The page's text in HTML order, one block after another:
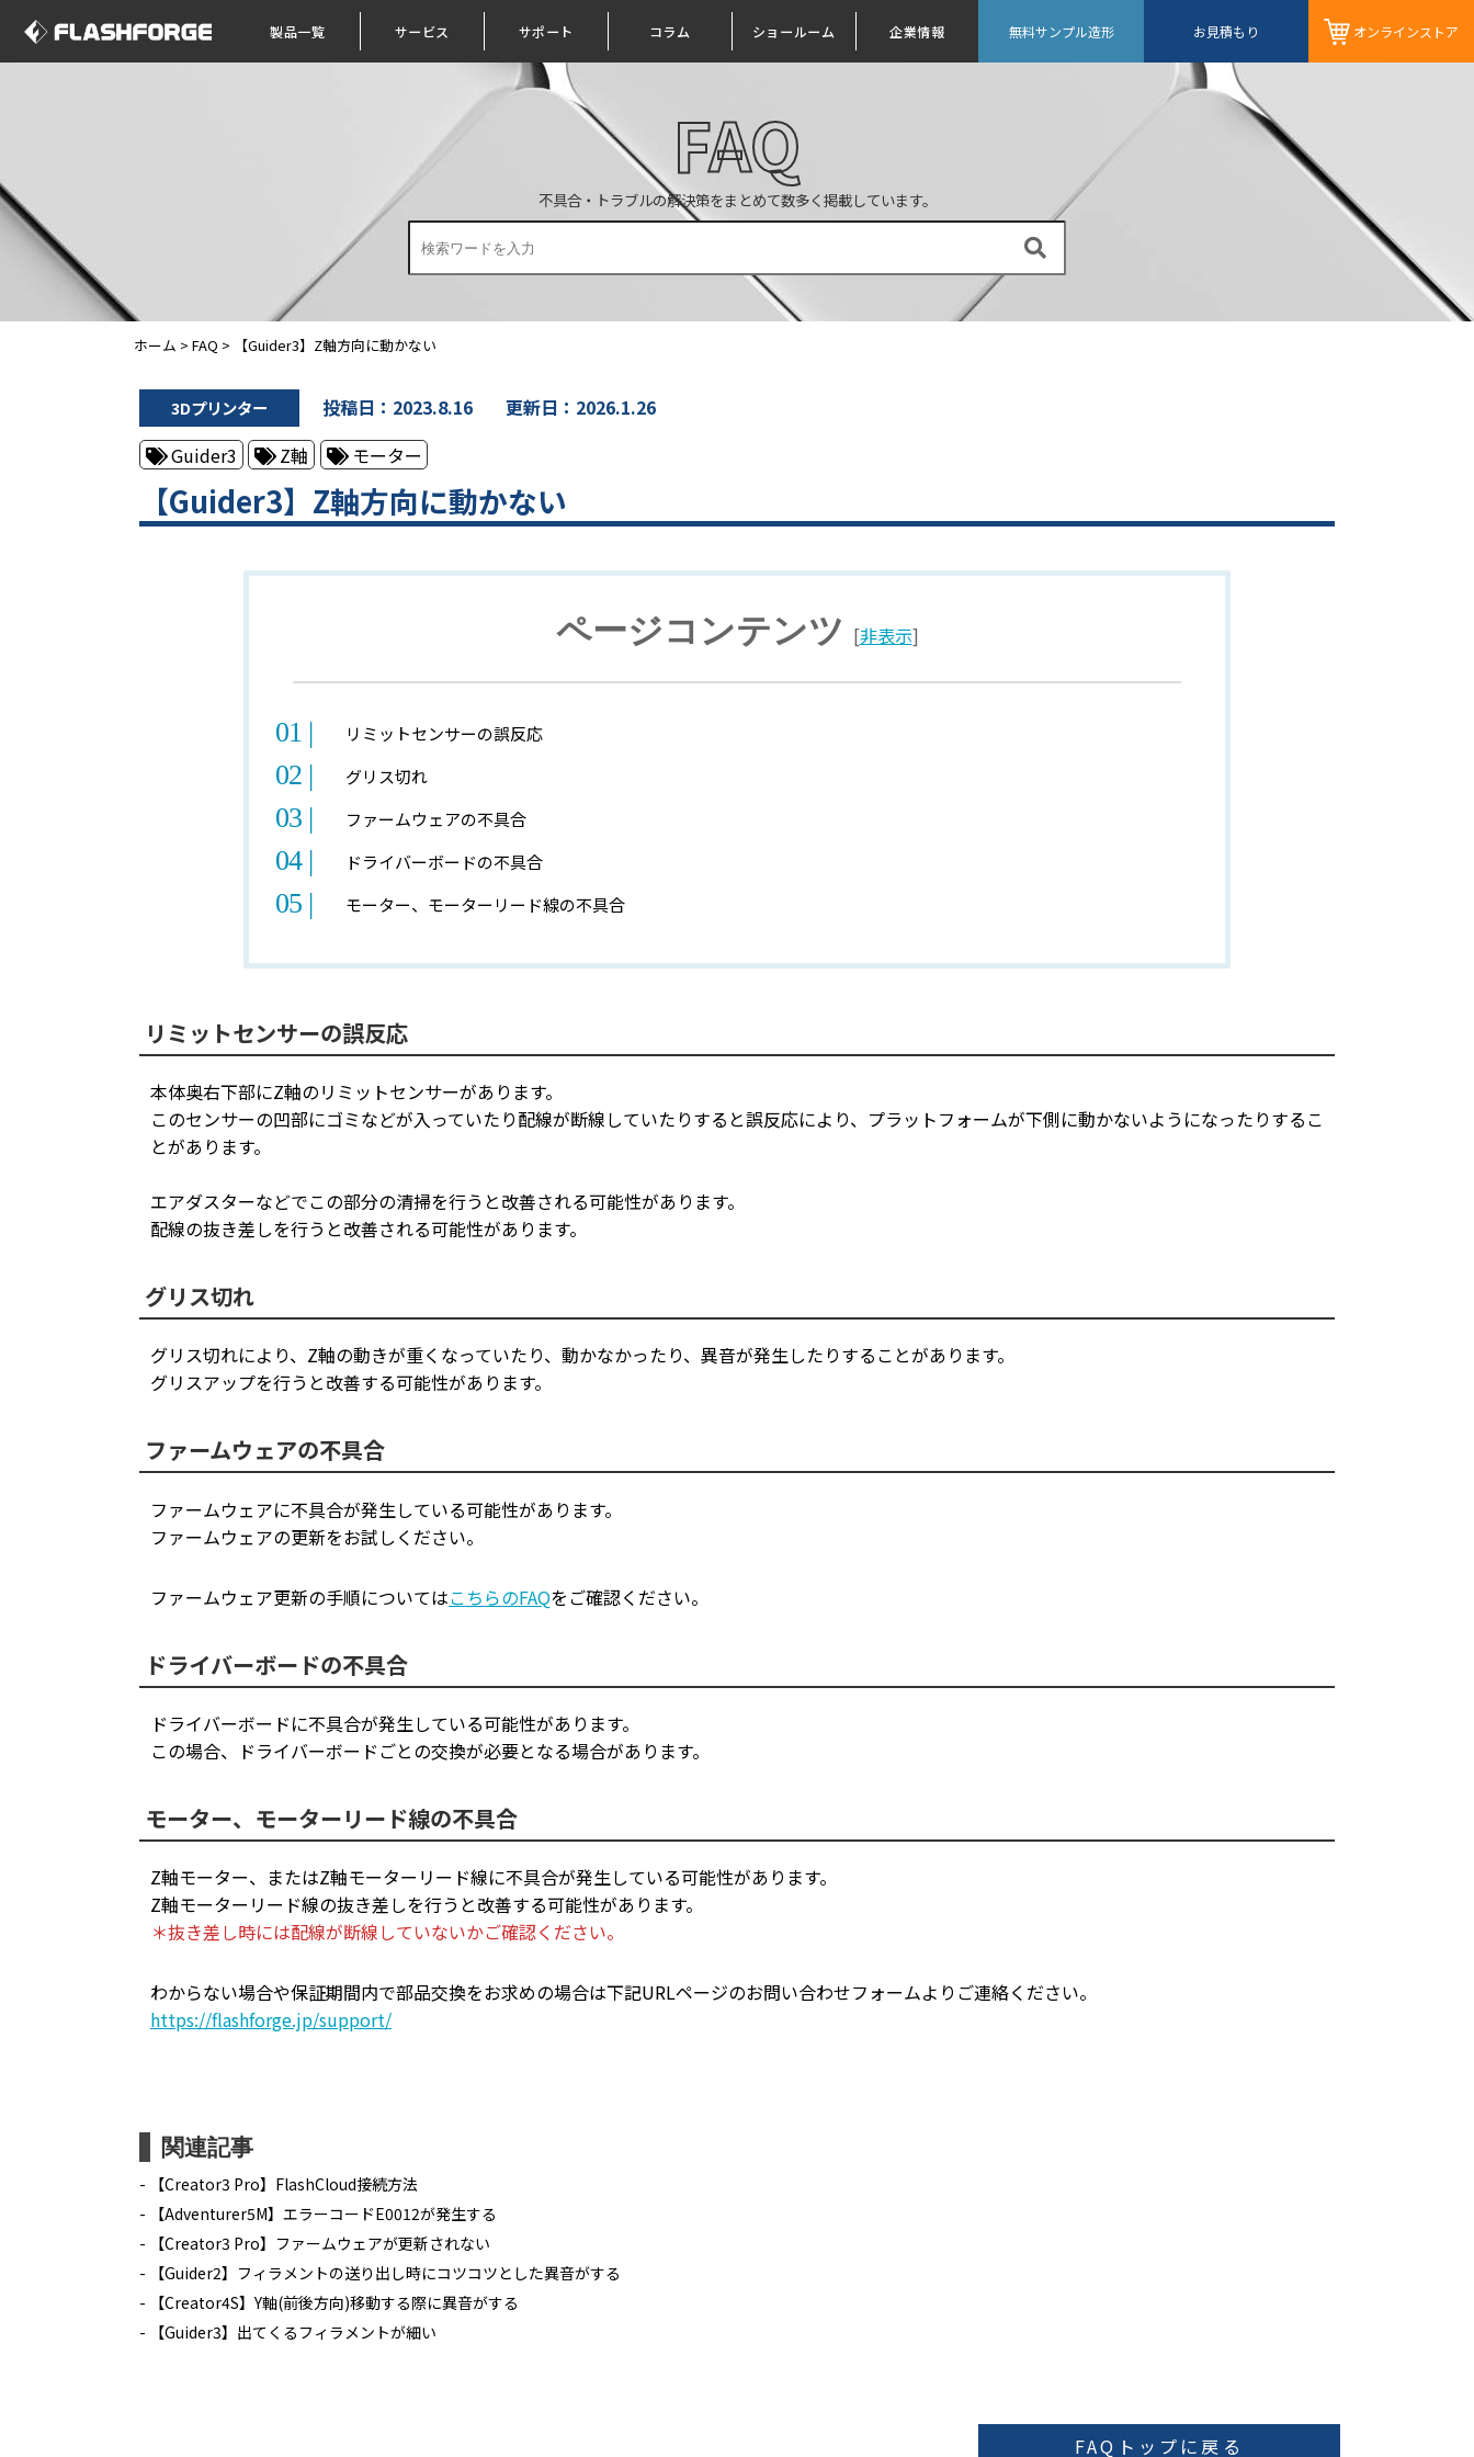
製品一覧 サービス サポート コラム ショールーム 企業情報 無料サンプル造形 お見積もり オンラインストア
FAQ
不具合・トラブルの解決策をまとめて数多く掲載しています。
ホーム > FAQ > 【Guider3】Z軸方向に動かない
3Dプリンター 投稿日：2023.8.16
更新日：2026.1.26
Guider3
Z軸 モーター
【Guider3】Z軸方向に動かない
ページコンテンツ [非表示]
リミットセンサーの誤反応
グリス切れ
ファームウェアの不具合
ドライバーボードの不具合
モーター、モーターリード線の不具合
リミットセンサーの誤反応
本体奥右下部にZ軸のリミットセンサーがあります。
このセンサーの凹部にゴミなどが入っていたり配線が断線していたりすると誤反応により、プラットフォームが下側に動かないようになったりするこ
とがあります。
エアダスターなどでこの部分の清掃を行うと改善される可能性があります。
配線の抜き差しを行うと改善される可能性があります。
グリス切れ
グリス切れにより、Z軸の動きが重くなっていたり、動かなかったり、異音が発生したりすることがあります。
グリスアップを行うと改善する可能性があります。
ファームウェアの不具合
ファームウェアに不具合が発生している可能性があります。
ファームウェアの更新をお試しください。
ファームウェア更新の手順についてはこちらのFAQをご確認ください。
ドライバーボードの不具合
ドライバーボードに不具合が発生している可能性があります。
この場合、ドライバーボードごとの交換が必要となる場合があります。
モーター、モーターリード線の不具合
Z軸モーター、またはZ軸モーターリード線に不具合が発生している可能性があります。
Z軸モーターリード線の抜き差しを行うと改善する可能性があります。
＊抜き差し時には配線が断線していないかご確認ください。
わからない場合や保証期間内で部品交換をお求めの場合は下記URLページのお問い合わせフォームよりご連絡ください。
https://flashforge.jp/support/
関連記事
【Creator3 Pro】FlashCloud接続方法
【Adventurer5M】エラーコードE0012が発生する
【Creator3 Pro】ファームウェアが更新されない
【Guider2】フィラメントの送り出し時にコツコツとした異音がする
【Creator4S】Y軸(前後方向)移動する際に異音がする
【Guider3】出てくるフィラメントが細い
FAQトップに戻る